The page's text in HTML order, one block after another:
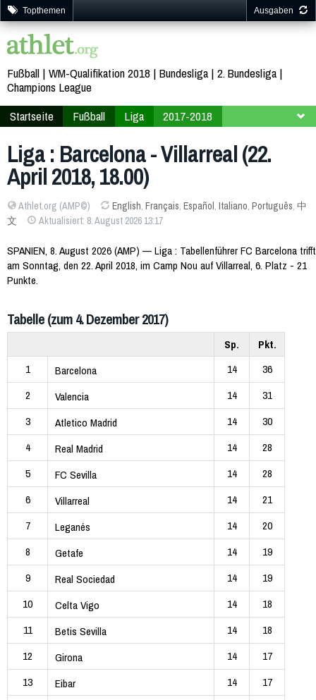
Topthemen Ausgaben
Fußball WM-Qualifikation 2018 Bundesliga 2. Bundesliga
Champions League
Startseite
Fußball Liga
2017-2018
Liga : Barcelona - Villarreal (22.
April 2018, 18.00)
Athlet.org (AMP©) English, Français, Español, Italiano, Português, 中
文
Aktualisiert: 8. August 2026 13:17
SPANIEN, 8. August 2026 (AMP) — Liga : Tabellenführer FC Barcelona trifft
am Sonntag, den 22. April 2018, im Camp Nou auf Villarreal, 6. Platz - 21
Punkte.
Tabelle (zum 4. Dezember 2017)
Sp.
Pkt.
1
Barcelona 14
36
2
Valencia 14
31
3
Atletico Madrid 14
30
4
Real Madrid 14
28
5
FC Sevilla 14
28
6
Villarreal 14
21
7
Leganés 14
20
8
Getafe 14
19
9
Real Sociedad 14
19
10
Celta Vigo 14
18
11
Betis Sevilla 14
18
12
Girona 14
17
13
Eibar 14
17